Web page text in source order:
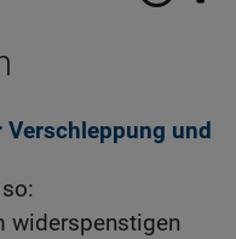
Verschleppung und
widerspenstigen